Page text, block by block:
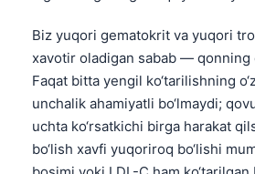
Biz yuqori gematokrit va yuqori
xavotir oladigan sabab — qonning
Faqat bitta yengil ko‘tarilishning
unchalik ahamiyatli bo‘lmaydi;
uchta ko‘rsatkichi birga harakat
bo‘lish xavfi yuqoriroq bo‘lishi